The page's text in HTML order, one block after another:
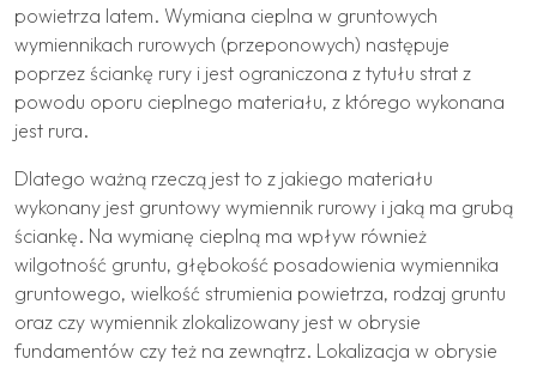
powietrza latem. Wymiana cieplna w gruntowych
wymiennikach rurowych (przeponowych) następuje
poprzez ściankę rury i jest ograniczona z tytułu strat z
powodu oporu cieplnego materiału, z którego wykonana
jest rura.
Dlatego ważną rzeczą jest to z jakiego materiału
wykonany jest gruntowy wymiennik rurowy i jaką ma grubą
ściankę. Na wymianę cieplną ma wpływ również
wilgotność gruntu, głębokość posadowienia wymiennika
gruntowego, wielkość strumienia powietrza, rodzaj gruntu
oraz czy wymiennik zlokalizowany jest w obrysie
fundamentów czy też na zewnątrz. Lokalizacja w obrysie